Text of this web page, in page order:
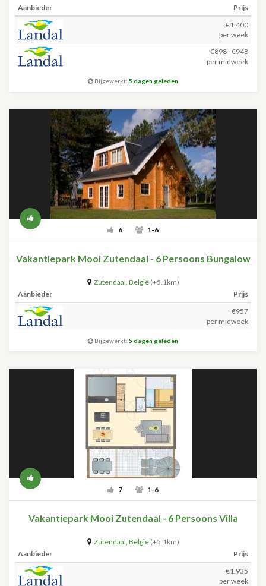
Aanbieder
Prijs
€1.400
per week
€898 - €948
per midweek
Bijgewerkt: 5 dagen geleden
6 1-6
Vakantiepark Mooi Zutendaal - 6 Persoons Bungalow
Zutendaal, België (+5.1km)
Aanbieder
Prijs
€957
per midweek
Bijgewerkt: 5 dagen geleden
7 1-6
Vakantiepark Mooi Zutendaal - 6 Persoons Villa
Zutendaal, België (+5.1km)
Aanbieder
Prijs
€1.935
per week